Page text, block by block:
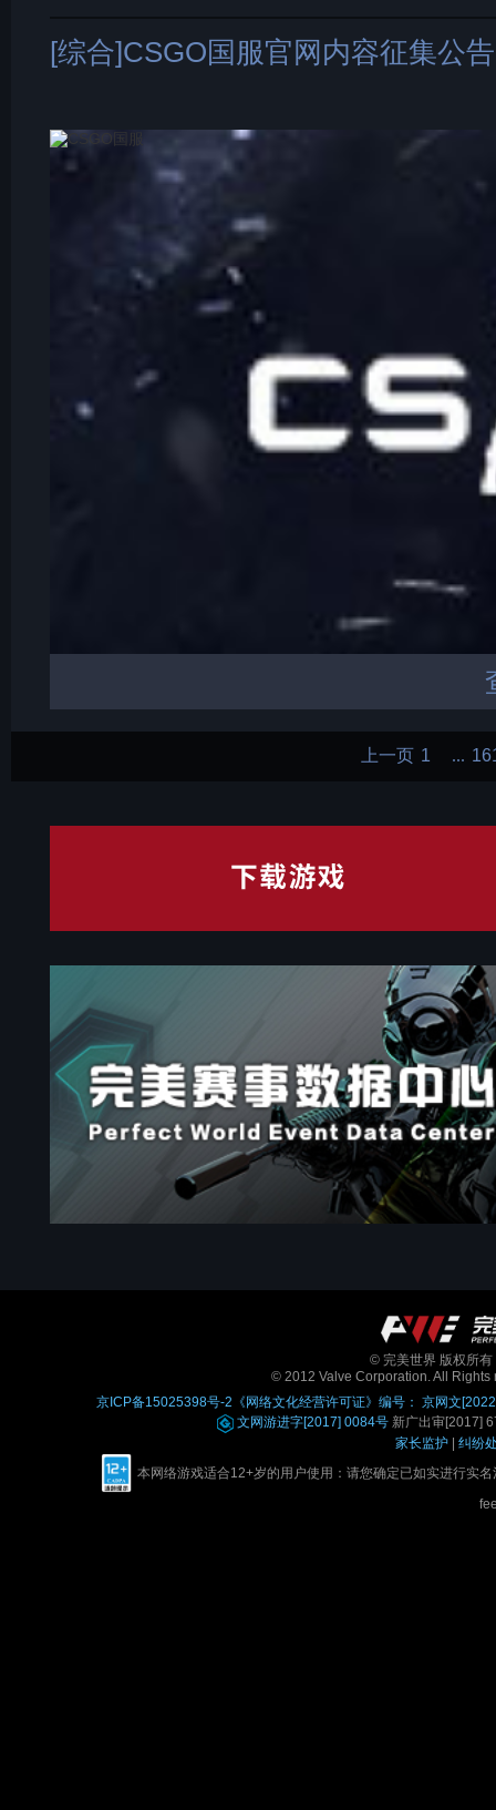
[综合]CSGO国服官网内容征集公告
上一页 1
© 完美世界 版权所
© 2012 Valve Corporation. All Rights
京ICP备15025398号-2 《网络文化经营许可证》编号： 京网文
文网游进字[2017] 0084号新广出审[2017]
家长监护| 纠纷
本网络游戏适合12+岁的用户使用：请您确定已如实进行实